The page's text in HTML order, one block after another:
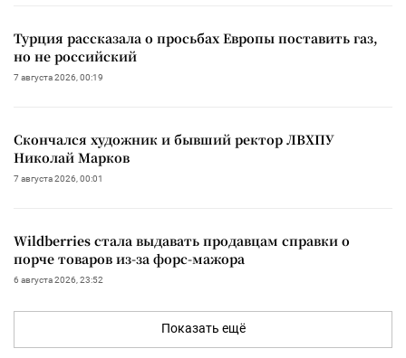
Турция рассказала о просьбах Европы поставить газ,
но не российский
7 августа 2026, 00:19
Скончался художник и бывший ректор ЛВХПУ
Николай Марков
7 августа 2026, 00:01
Wildberries стала выдавать продавцам справки о
порче товаров из-за форс-мажора
6 августа 2026, 23:52
Показать ещё